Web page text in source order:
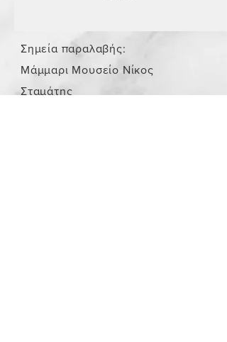
Σημεία παραλαβής:
Μάμμαρι Μουσείο Νίκος
Σταμάτης